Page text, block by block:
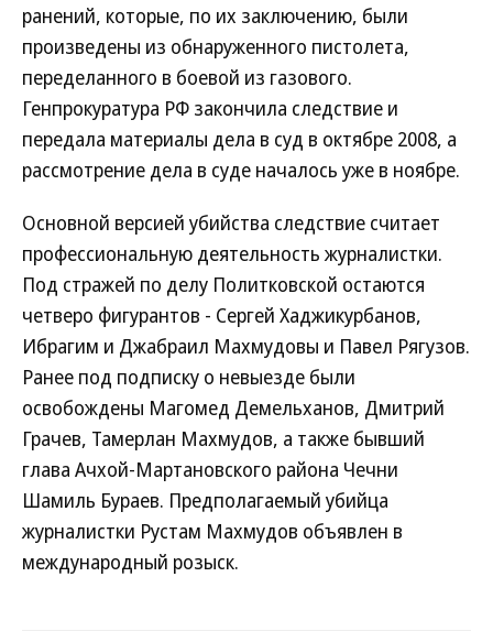
ранений, которые, по их заключению, были
произведены из обнаруженного пистолета,
переделанного в боевой из газового.
Генпрокуратура РФ закончила следствие и
передала материалы дела в суд в октябре 2008, а
рассмотрение дела в суде началось уже в ноябре.
Основной версией убийства следствие считает
профессиональную деятельность журналистки.
Под стражей по делу Политковской остаются
четверо фигурантов - Сергей Хаджикурбанов,
Ибрагим и Джабраил Махмудовы и Павел Рягузов.
Ранее под подписку о невыезде были
освобождены Магомед Демельханов, Дмитрий
Грачев, Тамерлан Махмудов, а также бывший
глава Ачхой-Мартановского района Чечни
Шамиль Бураев. Предполагаемый убийца
журналистки Рустам Махмудов объявлен в
международный розыск.